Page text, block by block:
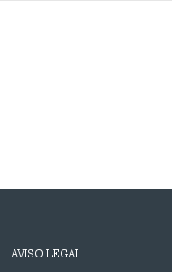
AVISO LEGAL